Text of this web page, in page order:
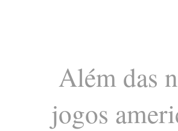
Além das
jogos